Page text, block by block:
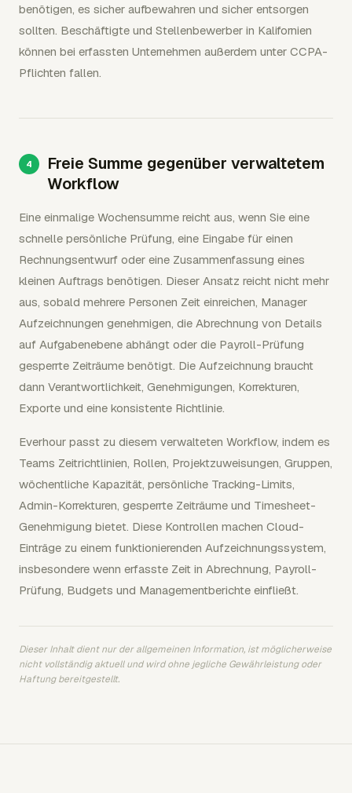
benötigen, es sicher aufbewahren und sicher entsorgen
sollten. Beschäftigte und Stellenbewerber in Kalifornien
können bei erfassten Unternehmen außerdem unter CCPA-
Pflichten fallen.
Freie Summe gegenüber verwaltetem
Workflow
Eine einmalige Wochensumme reicht aus, wenn Sie eine
schnelle persönliche Prüfung, eine Eingabe für einen
Rechnungsentwurf oder eine Zusammenfassung eines
kleinen Auftrags benötigen. Dieser Ansatz reicht nicht mehr
aus, sobald mehrere Personen Zeit einreichen, Manager
Aufzeichnungen genehmigen, die Abrechnung von Details
auf Aufgabenebene abhängt oder die Payroll-Prüfung
gesperrte Zeiträume benötigt. Die Aufzeichnung braucht
dann Verantwortlichkeit, Genehmigungen, Korrekturen,
Exporte und eine konsistente Richtlinie.
Everhour passt zu diesem verwalteten Workflow, indem es
Teams Zeitrichtlinien, Rollen, Projektzuweisungen, Gruppen,
wöchentliche Kapazität, persönliche Tracking-Limits,
Admin-Korrekturen, gesperrte Zeiträume und Timesheet-
Genehmigung bietet. Diese Kontrollen machen Cloud-
Einträge zu einem funktionierenden Aufzeichnungssystem,
insbesondere wenn erfasste Zeit in Abrechnung, Payroll-
Prüfung, Budgets und Managementberichte einfließt.
Dieser Inhalt dient nur der allgemeinen Information, ist möglicherweise
nicht vollständig aktuell und wird ohne jegliche Gewährleistung oder
Haftung bereitgestellt.